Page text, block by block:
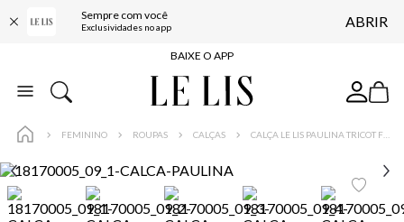
Sempre com você
Exclusividades no app ABRIR
FRETE GRÁTIS*
BAIXE O APP
10% OFF NA PRIMEIRA COMPRA*
FRETE GRÁTIS*
BAIXE O APP
FEMININO ROUPAS CALÇAS